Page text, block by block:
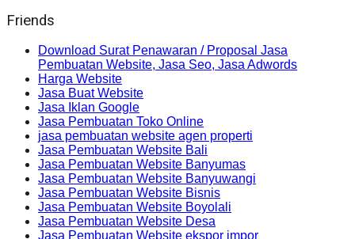
Friends
Download Surat Penawaran / Proposal Jasa
Pembuatan Website, Jasa Seo, Jasa Adwords
Harga Website
Jasa Buat Website
Jasa Iklan Google
Jasa Pembuatan Toko Online
jasa pembuatan website agen properti
Jasa Pembuatan Website Bali
Jasa Pembuatan Website Banyumas
Jasa Pembuatan Website Banyuwangi
Jasa Pembuatan Website Bisnis
Jasa Pembuatan Website Boyolali
Jasa Pembuatan Website Desa
Jasa Pembuatan Website ekspor impor